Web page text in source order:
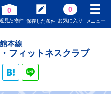
0
見た物件 保存した条件
0
お気に入り メニュー
本線
フィットネスクラブ